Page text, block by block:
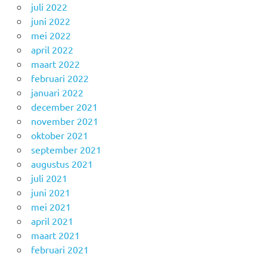
juli 2022
juni 2022
mei 2022
april 2022
maart 2022
februari 2022
januari 2022
december 2021
november 2021
oktober 2021
september 2021
augustus 2021
juli 2021
juni 2021
mei 2021
april 2021
maart 2021
februari 2021